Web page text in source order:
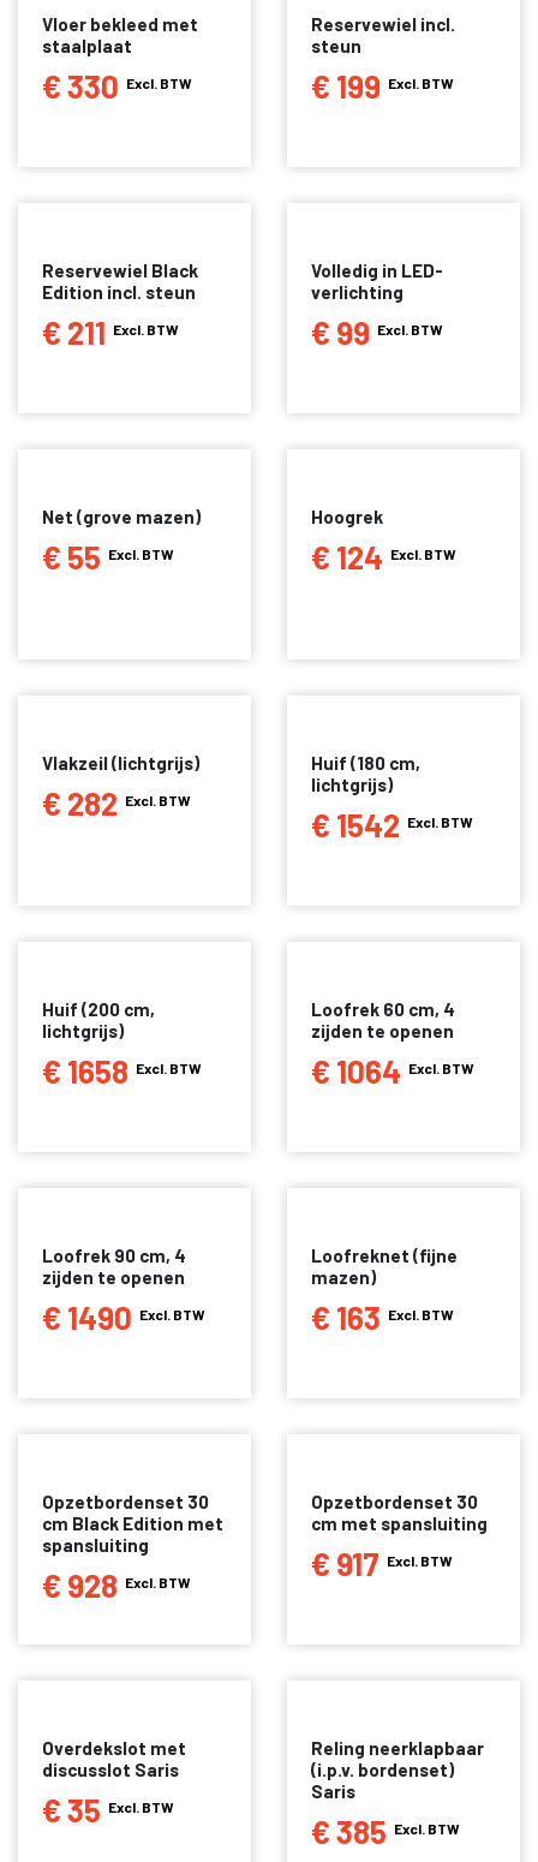
Vloer bekleed met
staalplaat
€ 330 Excl. BTW
Reservewiel incl.
steun
€ 199 Excl. BTW
Reservewiel Black
Edition incl. steun
€ 211 Excl. BTW
Volledig in LED-
verlichting
€ 99 Excl. BTW
Net (grove mazen)
€ 55 Excl. BTW
Hoogrek
€ 124 Excl. BTW
Vlakzeil (lichtgrijs)
€ 282 Excl. BTW
Huif (180 cm,
lichtgrijs)
€ 1542 Excl. BTW
Huif (200 cm,
lichtgrijs)
€ 1658 Excl. BTW
Loofrek 60 cm, 4
zijden te openen
€ 1064 Excl. BTW
Loofrek 90 cm, 4
zijden te openen
€ 1490 Excl. BTW
Loofreknet (fijne
mazen)
€ 163 Excl. BTW
Opzetbordenset 30
cm Black Edition met
spansluiting
€ 928 Excl. BTW
Opzetbordenset 30
cm met spansluiting
€ 917 Excl. BTW
Overdekslot met
discusslot Saris
€ 35 Excl. BTW
Reling neerklapbaar
(i.p.v. bordenset)
Saris
€ 385 Excl. BTW